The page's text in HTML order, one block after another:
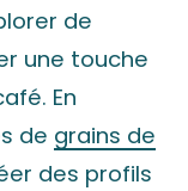
de
une touche
En
de grains de
des profils